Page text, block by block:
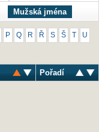
Mužská jména
P Q R Ř S Š U
Pořadí